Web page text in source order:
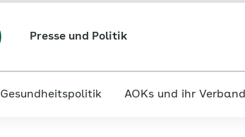
Presse und Politik
Gesundheitspolitik AOKs und ihr Verband